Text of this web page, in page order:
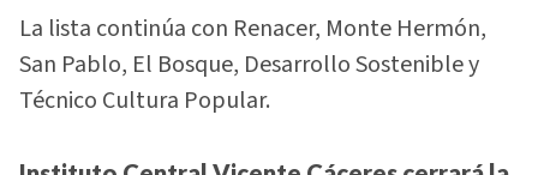
La lista continúa con Renacer, Monte Hermón,
San Pablo, El Bosque, Desarrollo Sostenible y
Técnico Cultura Popular.